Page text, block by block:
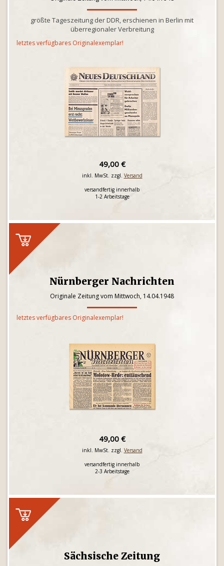
größte Tageszeitung der DDR, erschienen in Berlin mit
überregionaler Verbreitung
letztes verfügbares Originalexemplar!
49,00 €
inkl. MwSt. zzgl. Versand
versandfertig innerhalb
1-2 Arbeitstage
Nürnberger Nachrichten
Originale Zeitung vom Mittwoch, 14.04.1948
letztes verfügbares Originalexemplar!
49,00 €
inkl. MwSt. zzgl. Versand
versandfertig innerhalb
2-3 Arbeitstage
Sächsische Zeitung